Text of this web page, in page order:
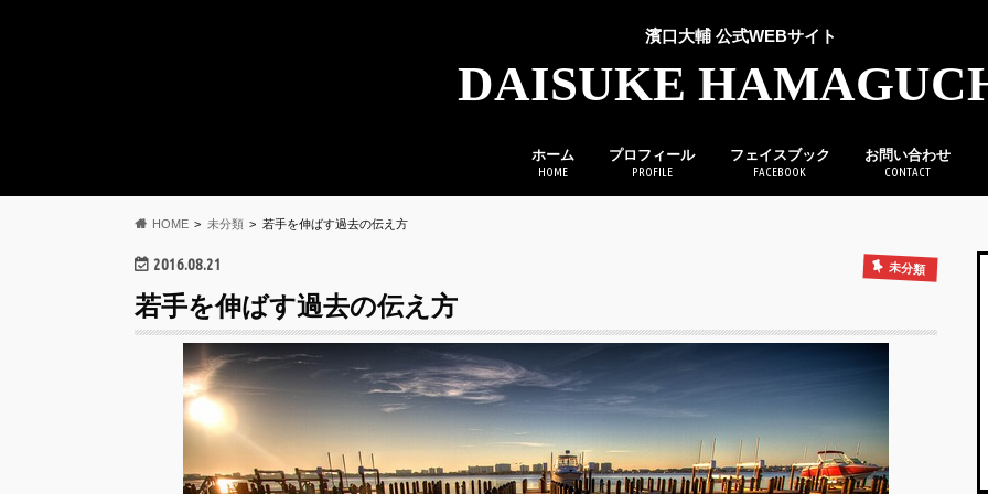
濱口大輔 公式WEBサイト
DAISUKE
ホーム
HOME
プロフィール
PROFILE
フェイスブック
FACEBOOK
お問い合わせ
CONTACT
HOME 未分類 若手を伸ばす過去の伝え方
2016.08.21 未分類
若手を伸ばす過去の伝え方